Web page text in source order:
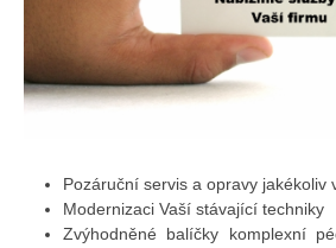
Pozáruční servis a opravy
Modernizaci Vaší stávající techniky
Zvýhodněné balíčky komplexní